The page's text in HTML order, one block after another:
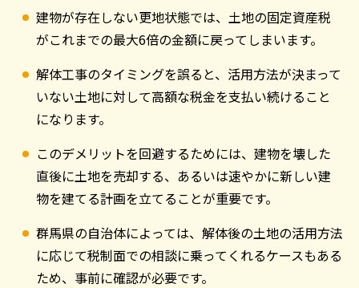
建物が存在しない更地状態では、土地の固定資産税
がこれまでの最大6倍の金額に戻ってしまいます。
解体工事のタイミングを誤ると、活用方法が決まって
いない土地に対して高額な税金を支払い続けること
になります。
このデメリットを回避するためには、建物を壊した
直後に土地を売却する、あるいは速やかに新しい建
物を建てる計画を立てることが重要です。
群馬県の自治体によっては、解体後の土地の活用方法
に応じて税制面での相談に乗ってくれるケースもある
ため、事前に確認が必要です。